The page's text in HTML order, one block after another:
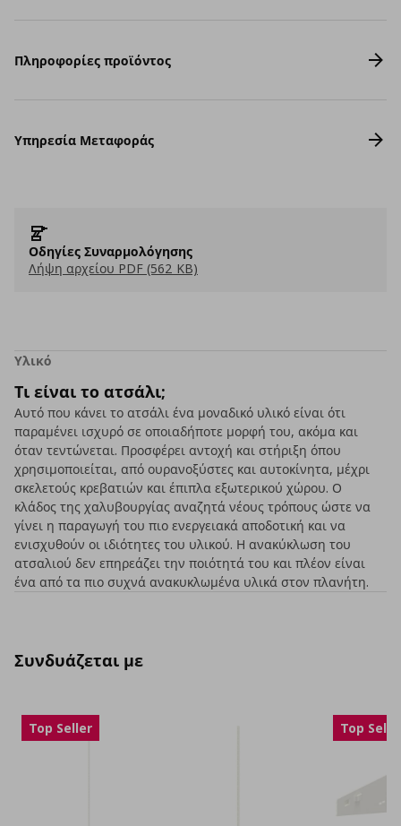
Πληροφορίες προϊόντος
Υπηρεσία Μεταφοράς
Οδηγίες Συναρμολόγησης
Λήψη αρχείου PDF (562 KB)
Υλικό
Τι είναι το ατσάλι;
Αυτό που κάνει το ατσάλι ένα μοναδικό υλικό είναι ότι
παραμένει ισχυρό σε οποιαδήποτε μορφή του, ακόμα και
όταν τεντώνεται. Προσφέρει αντοχή και στήριξη όπου
χρησιμοποιείται, από ουρανοξύστες και αυτοκίνητα, μέχρι
σκελετούς κρεβατιών και έπιπλα εξωτερικού χώρου. Ο
κλάδος της χαλυβουργίας αναζητά νέους τρόπους ώστε να
γίνει η παραγωγή του πιο ενεργειακά αποδοτική και να
ενισχυθούν οι ιδιότητες του υλικού. Η ανακύκλωση του
ατσαλιού δεν επηρεάζει την ποιότητά του και πλέον είναι
ένα από τα πιο συχνά ανακυκλωμένα υλικά στον πλανήτη.
Συνδυάζεται με
Top Seller Top